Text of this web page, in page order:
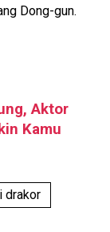
Dong-gun.
Aktor
Kamu
drakor